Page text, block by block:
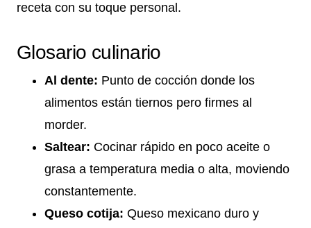
receta con su toque personal.
Glosario culinario
Al dente: Punto de cocción donde los
alimentos están tiernos pero firmes al
morder.
Saltear: Cocinar rápido en poco aceite o
grasa a temperatura media o alta, moviendo
constantemente.
Queso cotija: Queso mexicano duro y